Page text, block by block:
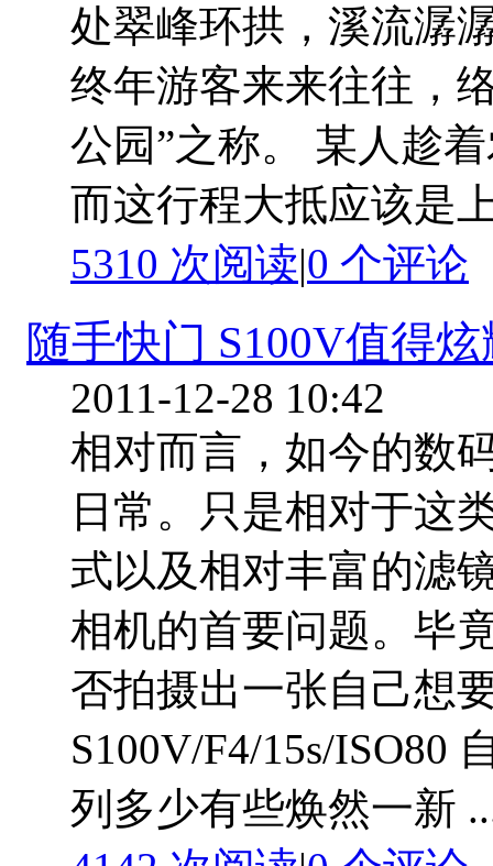
处翠峰环拱，溪流潺
终年游客来来往往，
公园”之称。 某人趁
而这行程大抵应该是
5310 次阅读|0 个评论
随手快门 S100V值得
2011-12-28 10:42
相对而言，如今的数
日常。只是相对于这
式以及相对丰富的滤
相机的首要问题。毕
否拍摄出一张自己想
S100V/F4/15s/ISO80
列多少有些焕然一新